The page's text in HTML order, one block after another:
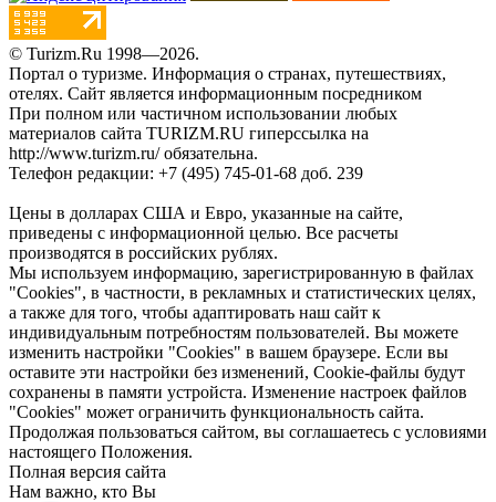
© Turizm.Ru 1998—2026.
Портал о туризме. Информация о странах, путешествиях,
отелях. Сайт является информационным посредником
При полном или частичном использовании любых
материалов сайта TURIZM.RU гиперссылка на
http://www.turizm.ru/ обязательна.
Телефон редакции: +7 (495) 745-01-68 доб. 239
Цены в долларах США и Евро, указанные на сайте,
приведены с информационной целью. Все расчеты
производятся в российских рублях.
Мы используем информацию, зарегистрированную в файлах
"Cookies", в частности, в рекламных и статистических целях,
а также для того, чтобы адаптировать наш сайт к
индивидуальным потребностям пользователей. Вы можете
изменить настройки "Cookies" в вашем браузере. Если вы
оставите эти настройки без изменений, Cookie-файлы будут
сохранены в памяти устройста. Изменение настроек файлов
"Cookies" может ограничить функциональность сайта.
Продолжая пользоваться сайтом, вы соглашаетесь с условиями
настоящего Положения.
Полная версия сайта
Нам важно, кто Вы